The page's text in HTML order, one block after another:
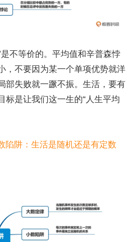
是不等价的。平均值和辛普森悖
，不要因为某一个单项优势就洋
部失败就一蹶不振。生活，要有
标是让我们这一生的“人生平均
陷阱：生活是随机还是有定数